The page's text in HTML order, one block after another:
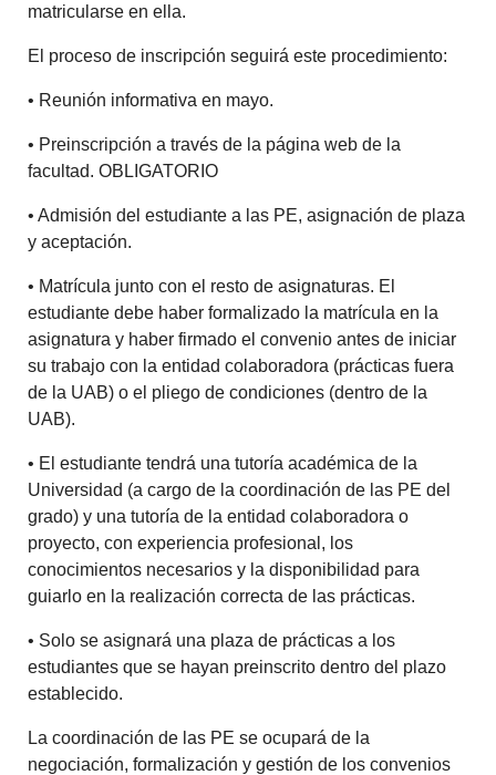
matricularse en ella.
El proceso de inscripción seguirá este procedimiento:
• Reunión informativa en mayo.
• Preinscripción a través de la página web de la
facultad. OBLIGATORIO
• Admisión del estudiante a las PE, asignación de plaza
y aceptación.
• Matrícula junto con el resto de asignaturas. El
estudiante debe haber formalizado la matrícula en la
asignatura y haber firmado el convenio antes de iniciar
su trabajo con la entidad colaboradora (prácticas fuera
de la UAB) o el pliego de condiciones (dentro de la
UAB).
• El estudiante tendrá una tutoría académica de la
Universidad (a cargo de la coordinación de las PE del
grado) y una tutoría de la entidad colaboradora o
proyecto, con experiencia profesional, los
conocimientos necesarios y la disponibilidad para
guiarlo en la realización correcta de las prácticas.
• Solo se asignará una plaza de prácticas a los
estudiantes que se hayan preinscrito dentro del plazo
establecido.
La coordinación de las PE se ocupará de la
negociación, formalización y gestión de los convenios